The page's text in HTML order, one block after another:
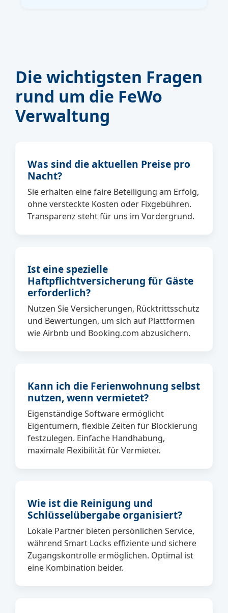
Die wichtigsten Fragen
rund um die FeWo
Verwaltung
Was sind die aktuellen Preise pro
Nacht?
Sie erhalten eine faire Beteiligung am Erfolg,
ohne versteckte Kosten oder Fixgebühren.
Transparenz steht für uns im Vordergrund.
Ist eine spezielle
Haftpflichtversicherung für Gäste
erforderlich?
Nutzen Sie Versicherungen, Rücktrittsschutz
und Bewertungen, um sich auf Plattformen
wie Airbnb und Booking.com abzusichern.
Kann ich die Ferienwohnung selbst
nutzen, wenn vermietet?
Eigenständige Software ermöglicht
Eigentümern, flexible Zeiten für Blockierung
festzulegen. Einfache Handhabung,
maximale Flexibilität für Vermieter.
Wie ist die Reinigung und
Schlüsselübergabe organisiert?
Lokale Partner bieten persönlichen Service,
während Smart Locks effiziente und sichere
Zugangskontrolle ermöglichen. Optimal ist
eine Kombination beider.